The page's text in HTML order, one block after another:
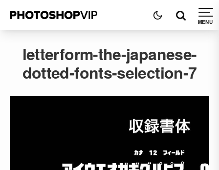
letterform-the-japanese-
dotted-fonts-selection-7